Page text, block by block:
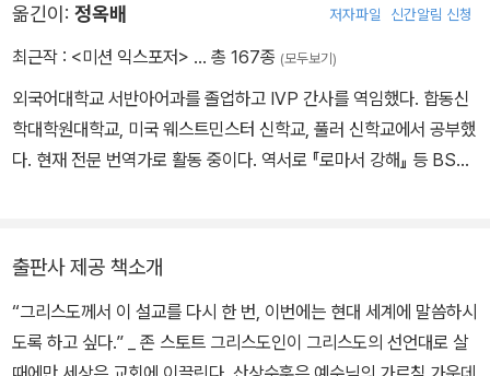
침으로 효과적인 도시 목회를 이끌었다. 세계가 인정하는 영적 지도
자로서 로잔언약(1974년)의 입안에도 참가했고, 2011년에 소천할
음주의권의 지지대 역할을 했다. 2005년에는 타임지가 그를 “세계
에서 가장 영향력 있는 인물 100인”으로 선정하였으며, 빌리 그레이
엄은 그를 가리켜 “오늘날 세계가 가장 존경하는 성직자”라고 칭했
하다. 특히 세계적인 베스트셀러이자 그의 대표작인 『기독교의 기본
로 꼽힌다. 그 외에도 『그리스도의 십자가』, 『현대 기독교 선교』 및
‘Bible Speaks Today Series’의 신약 주석을 집필했으며, 지금까
옮긴이: 정옥배 저자파일 신간알림 신청
최근작 : <미션 익스포저> … 총 167종 (모두보기)
외국어대학교 서반아어과를 졸업하고 IVP 간사를 역임했다. 합동신
학대학원대학교, 미국 웨스트민스터 신학교, 풀러 신학교에서 공부했
다. 현재 전문 번역가로 활동 중이다. 역서로 『로마서 강해』 등 BST
출판사 제공 책소개
“그리스도께서 이 설교를 다시 한 번, 이번에는 현대 세계에 말씀하시
도록 하고 싶다.” _ 존 스토트 그리스도인이 그리스도의 선언대로 살